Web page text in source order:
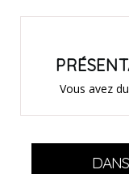
Vous avez